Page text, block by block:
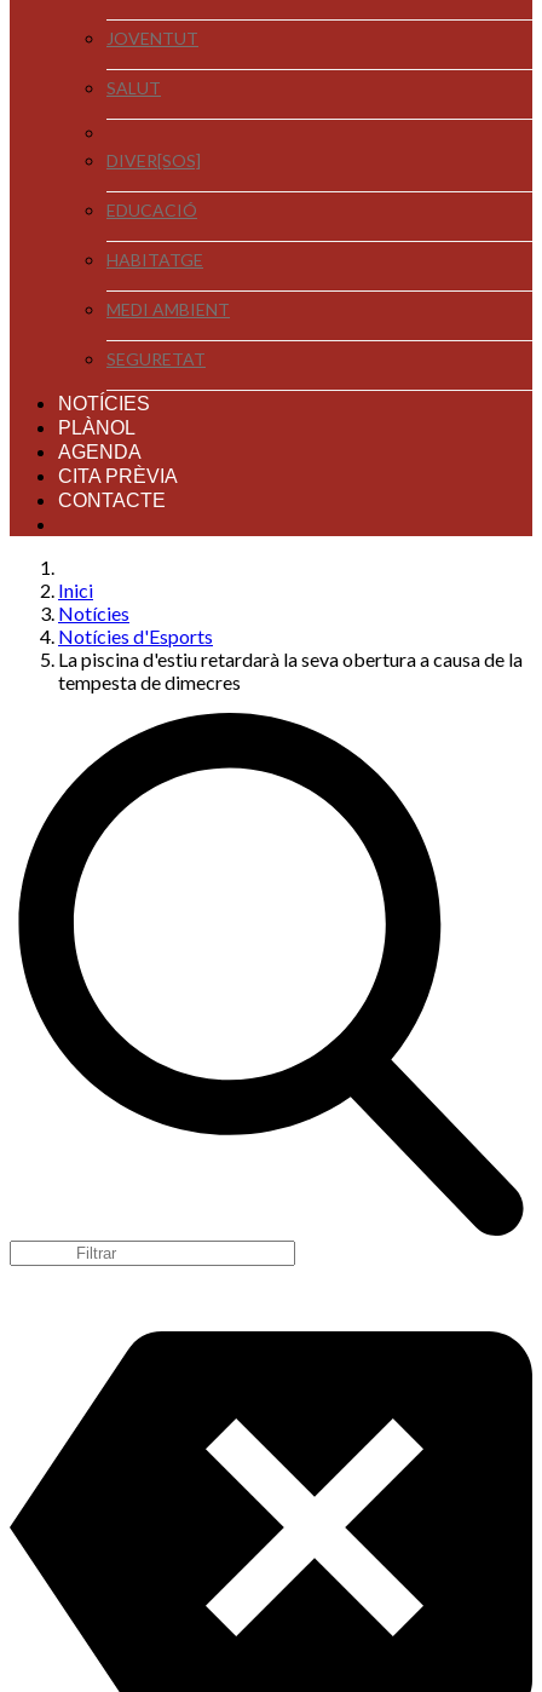
JOVENTUT
SALUT
DIVER[SOS]
EDUCACIÓ
HABITATGE
MEDI AMBIENT
SEGURETAT
NOTÍCIES
PLÀNOL
AGENDA
CITA PRÈVIA
CONTACTE
Inici
Notícies
Notícies d'Esports
La piscina d'estiu retardarà la seva obertura a causa de la
tempesta de dimecres